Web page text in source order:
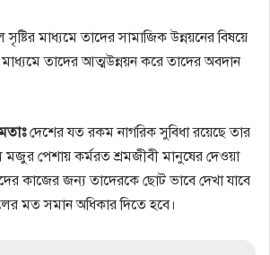
সৃষ্টির মাধ্যমে তাদের সামাজিক উন্নয়নের বিষয়ে
মাধ্যমে তাদের আত্মউন্নয়ন করে তাদের অবদান
দেশের যত রকম নাগরিক সুবিধা রয়েছে তার
পেশায় কর্মরত শ্রমজীবী মানুষের দেওয়া
কাজের জন্য তাদেরকে ছোট ভাবে দেখা যাবে
মত সমান অধিকার দিতে হবে।